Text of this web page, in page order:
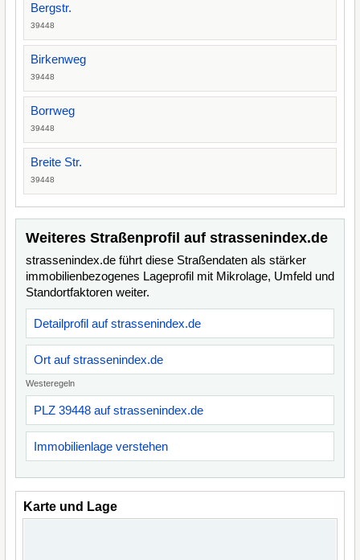
Bergstr.
39448
Birkenweg
39448
Borrweg
39448
Breite Str.
39448
Weiteres Straßenprofil auf strassenindex.de
strassenindex.de führt diese Straßendaten als stärker
immobilienbezogenes Lageprofil mit Mikrolage, Umfeld und
Standortfaktoren weiter.
Detailprofil auf strassenindex.de
Ort auf strassenindex.de
Westeregeln
PLZ 39448 auf strassenindex.de
Immobilienlage verstehen
Karte und Lage